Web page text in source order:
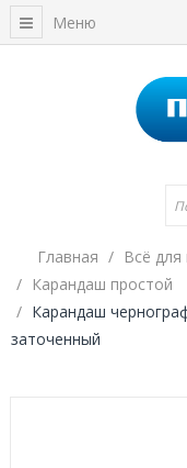
Меню
Главная Всё для
Карандаш простой
Карандаш
заточенный